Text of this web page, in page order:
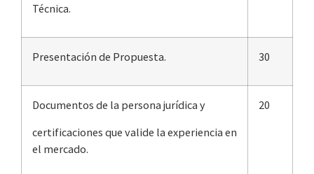
Técnica.
Presentación de Propuesta. 30
Documentos de la persona jurídica y
certificaciones que valide la experiencia en
el mercado.
20